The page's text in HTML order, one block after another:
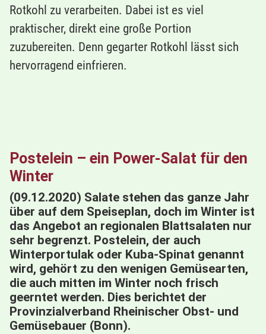
Rotkohl zu verarbeiten. Dabei ist es viel
praktischer, direkt eine große Portion
zuzubereiten. Denn gegarter Rotkohl lässt sich
hervorragend einfrieren.
Postelein – ein Power-Salat für den
Winter
(09.12.2020) Salate stehen das ganze Jahr
über auf dem Speiseplan, doch im Winter ist
das Angebot an regionalen Blattsalaten nur
sehr begrenzt. Postelein, der auch
Winterportulak oder Kuba-Spinat genannt
wird, gehört zu den wenigen Gemüsearten,
die auch mitten im Winter noch frisch
geerntet werden. Dies berichtet der
Provinzialverband Rheinischer Obst- und
Gemüsebauer (Bonn).